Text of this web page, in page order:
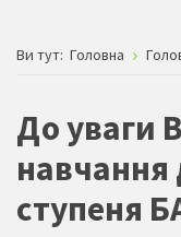
Ви тут: Головна
До уваги
навчання
ступеня